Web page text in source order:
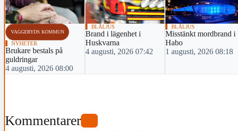
‹
VAGGERYDS KOMMUN
NYHETER
Brukare bestals på
guldringar
4 augusti, 2026 08:00
BLÅLJUS
Brand i lägenhet i
Huskvarna
4 augusti, 2026 07:42
BLÅLJUS
Misstänkt mordbrand i
Habo
1 augusti, 2026 08:18
Kommentarer